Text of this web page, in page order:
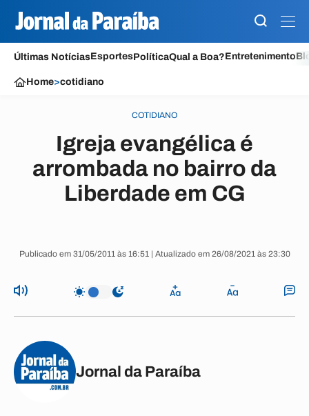
Últimas NotíciasEsportesPolíticaQual a Boa?Entretenimento
Home>cotidiano
COTIDIANO
Igreja evangélica é
arrombada no bairro da
Liberdade em CG
Publicado em 31/05/2011 às 16:51 | Atualizado em 26/08/2021 às 23:30
Jornal da Paraíba